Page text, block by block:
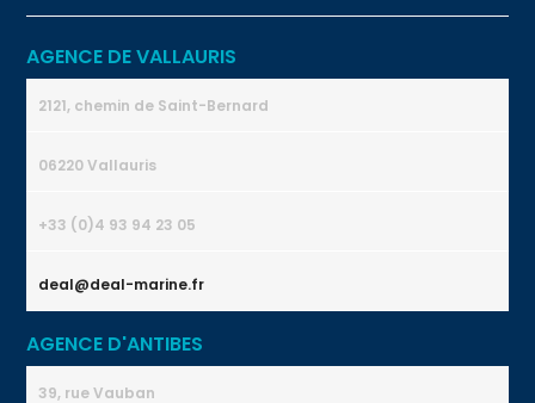
AGENCE DE VALLAURIS
2121, chemin de Saint-Bernard
06220 Vallauris
+33 (0)4 93 94 23 05
deal@deal-marine.fr
AGENCE D'ANTIBES
39, rue Vauban